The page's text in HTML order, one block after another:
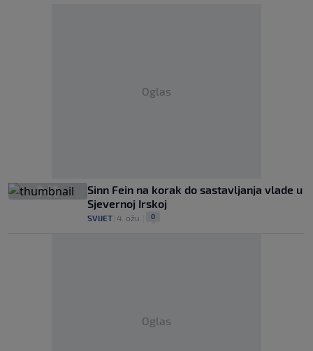
Oglas
Sinn Fein na korak do sastavljanja vlade u
Sjevernoj Irskoj
SVIJET 4. ožu. 0
Oglas